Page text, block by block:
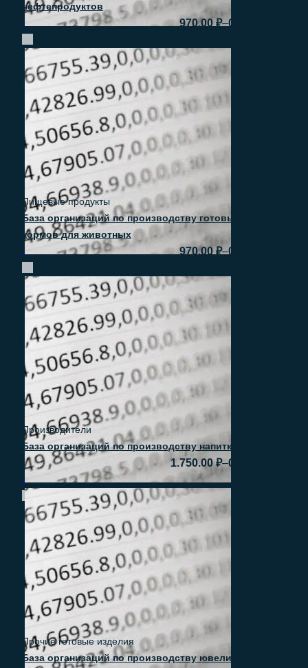
Быстрый просмотр
нефтепродуктов
0.00
–
970.00 ₽
Быстрый просмотр
Пищевые продукты
База организаций по производству готовых
кормов для животных
0.00
–
970.00 ₽
Быстрый просмотр
Производители
База организаций по производству напитков
0.00
–
1.750.00₽
Прочие готовые изделия
База организаций по производству ювелирных